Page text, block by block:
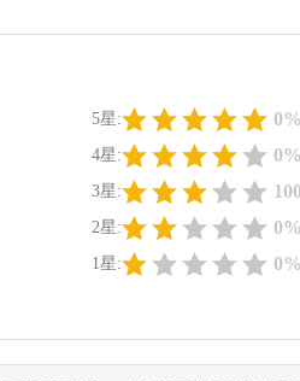
5星: 0%
4星: 0%
3星:
2星: 0%
1星: 0%